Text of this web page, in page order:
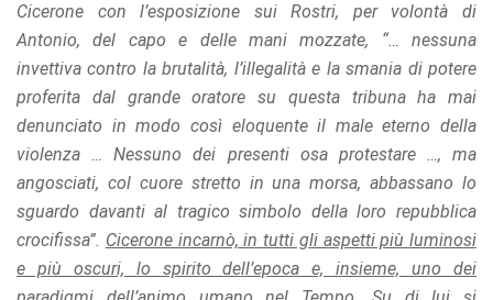
Cicerone con l’esposizione sui Rostri, per volontà di
Antonio, del capo e delle mani mozzate, “… nessuna
invettiva contro la brutalità, l’illegalità e la smania di potere
proferita dal grande oratore su questa tribuna ha mai
denunciato in modo così eloquente il male eterno della
violenza … Nessuno dei presenti osa protestare …, ma
angosciati, col cuore stretto in una morsa, abbassano lo
sguardo davanti al tragico simbolo della loro repubblica
crocifissa”. Cicerone incarnò, in tutti gli aspetti più luminosi
e più oscuri, lo spirito dell’epoca e, insieme, uno dei